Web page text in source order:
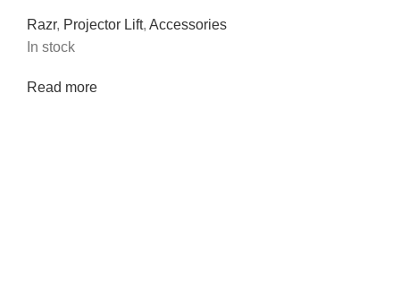
Razr, Projector Lift, Accessories
In stock
Read more